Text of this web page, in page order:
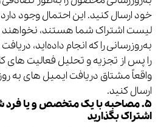
خود ارسال کنید. این احتمال وجود
لیست اشتراک شما هستند، نخواهند
به‌روزرسانی را که انجام داده‌اید،
را پس از تجزیه و تحلیل فعالیت های
واقعاً مشتاق دریافت ایمیل های به
ارسال کنید.
۵. مصاحبه با یک متخصص و یا فرد
اشتراک بگذارید